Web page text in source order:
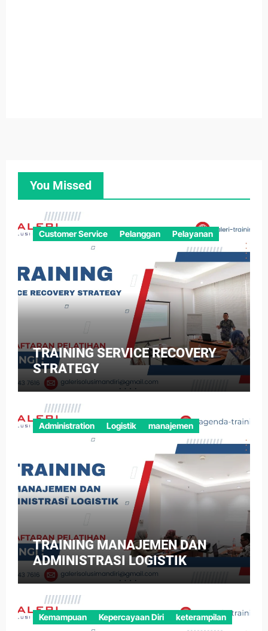
You Missed
Customer Service Pelanggan Pelayanan
TRAINING SERVICE RECOVERY
STRATEGY
Administration Logistik manajemen
TRAINING MANAJEMEN DAN
ADMINISTRASI LOGISTIK
Kemampuan Kepercayaan Diri keterampilan